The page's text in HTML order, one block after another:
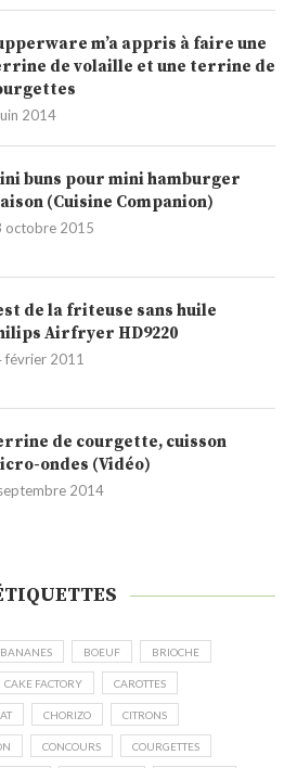
m’a appris à faire une
de volaille et une terrine de
2014
buns pour mini hamburger
(Cuisine Companion)
octobre 2015
de la friteuse sans huile
Airfryer HD9220
février 2011
de courgette, cuisson
ondes (Vidéo)
2014
BANANES BOEUF BRIOCHE
CAKE FACTORY CAROTTES
CHORIZO CITRONS
CONCOURS COURGETTES